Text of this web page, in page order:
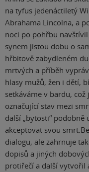
na tyfus jedenáctiletý
Abrahama Lincolna, a
noci po pohřbu
synem jistou dobu o
hřbitově zabydleném
mrtvých a příběh
hlasy mužů, žen i dětí,
setkáváme v bardu,
označující stav mezi
další „bytosti“
akceptovat svou
dialogu, ale zahrnuje
dopisů a jiných
protiřečí a další vytvořil